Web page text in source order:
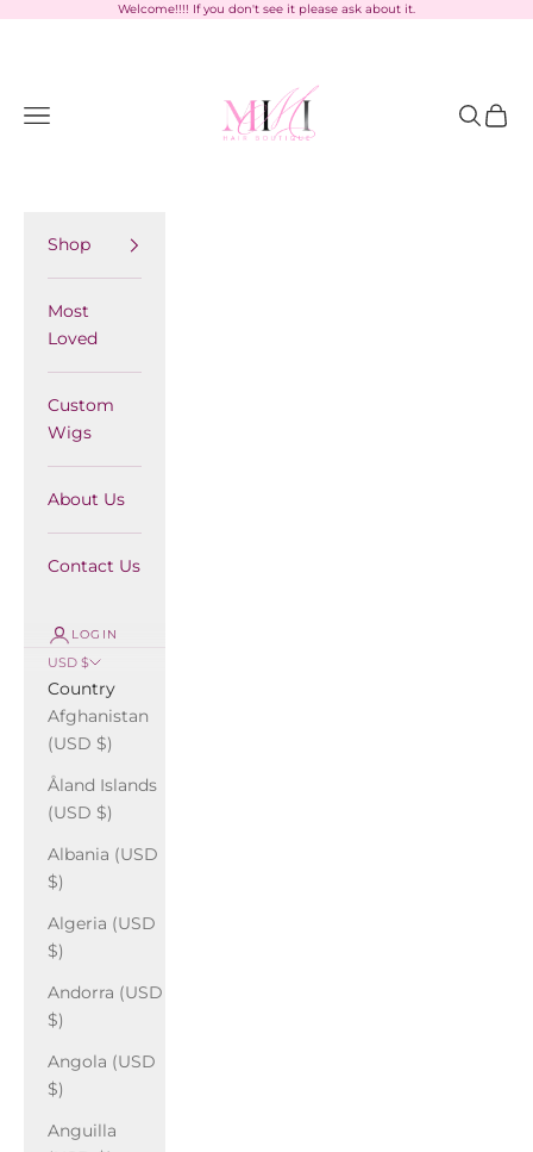
Skip to contentWelcome!!!! If you don't see it please ask about it.
Navigation menu Search
Cart
Shop
Most
Loved
Custom
Wigs
About Us
Contact Us
LOGIN
USD $
Country
Afghanistan
(USD $)
Åland Islands
(USD $)
Albania (USD
$)
Algeria (USD
$)
Andorra (USD
$)
Angola (USD
$)
Anguilla